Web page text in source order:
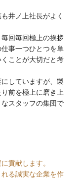
井ノ上社長がよく
回毎回極上の挨拶
事一つひとつを単
ことが大切だと考
していますが、製
前を極上に磨き上
スタッフの集団で
貢献します。
る誠実な企業を作